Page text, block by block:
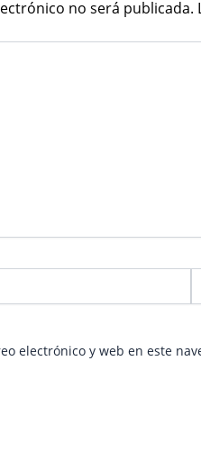
no será publicada.
electrónico y web en este